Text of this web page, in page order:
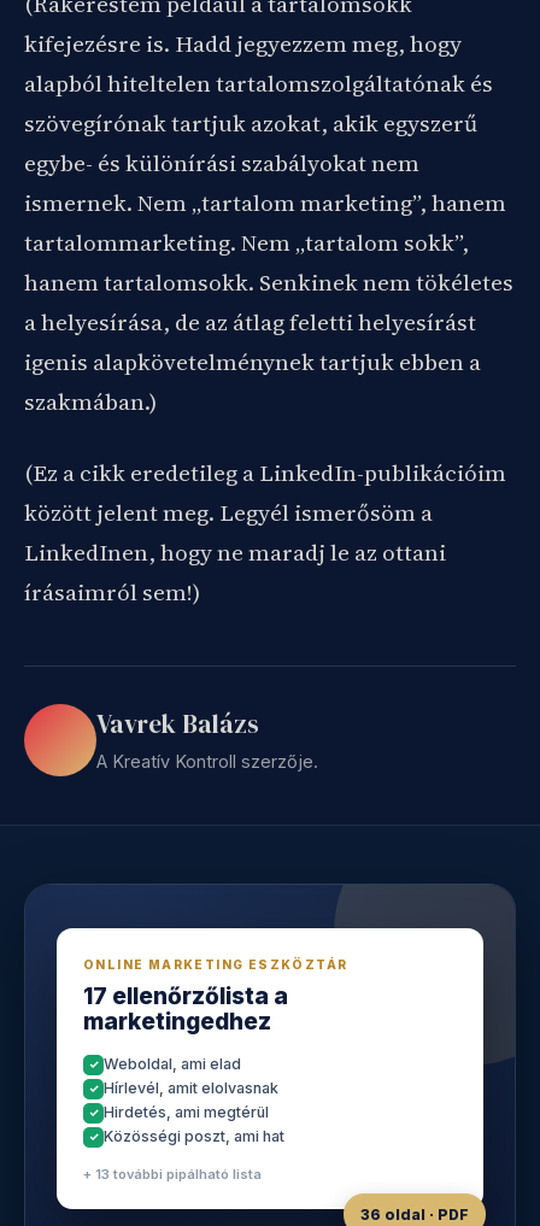
kifejezésre is. Hadd jegyezzem meg, hogy
alapból hiteltelen tartalomszolgáltatónak és
szövegírónak tartjuk azokat, akik egyszerű
egybe- és különírási szabályokat nem
ismernek. Nem „tartalom marketing”, hanem
tartalommarketing. Nem „tartalom sokk”,
hanem tartalomsokk. Senkinek nem tökéletes
a helyesírása, de az átlag feletti helyesírást
igenis alapkövetelménynek tartjuk ebben a
szakmában.)
(Ez a cikk eredetileg a LinkedIn-publikációim
között jelent meg. Legyél ismerősöm a
LinkedInen, hogy ne maradj le az ottani
írásaimról sem!)
Vavrek Balázs
A Kreatív Kontroll szerzője.
ONLINE MARKETING ESZKÖZTÁR
17 ellenőrzőlista a
marketingedhez
Weboldal, ami elad
Hírlevél, amit elolvasnak
Hirdetés, ami megtérül
Közösségi poszt, ami hat
+ 13 további pipálható lista
36 oldal · PDF